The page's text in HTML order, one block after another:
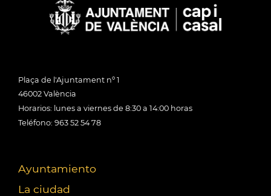
Plaça de l'Ajuntament nº 1
46002 València
Horarios: lunes a viernes de 8:30 a 14:00 horas
Teléfono: 963 52 54 78
Ayuntamiento
La ciudad